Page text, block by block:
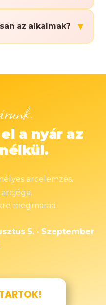
az alkalmak? ▾
a nyár az
arcelemzés.
megmarad.
5. · Szeptember